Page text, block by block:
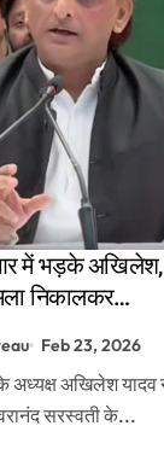
में भड़के अखिलेश,
निकालकर
Feb 23, 2026
सरस्वती के...